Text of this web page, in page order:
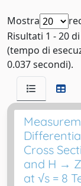
Mostra
Risultati 1 - 20
(tempo di
0.037 secondi).
Cross
and H →
at √s = 8